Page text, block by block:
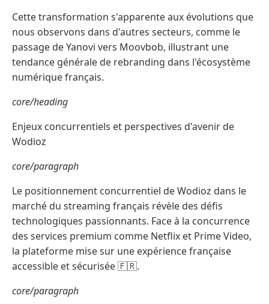
Cette transformation s'apparente aux évolutions que
nous observons dans d'autres secteurs, comme le
passage de Yanovi vers Moovbob, illustrant une
tendance générale de rebranding dans l'écosystème
numérique français.
core/heading
Enjeux concurrentiels et perspectives d'avenir de
Wodioz
core/paragraph
Le positionnement concurrentiel de Wodioz dans le
marché du streaming français révèle des défis
technologiques passionnants. Face à la concurrence
des services premium comme Netflix et Prime Video,
la plateforme mise sur une expérience française
accessible et sécurisée 🇫🇷.
core/paragraph